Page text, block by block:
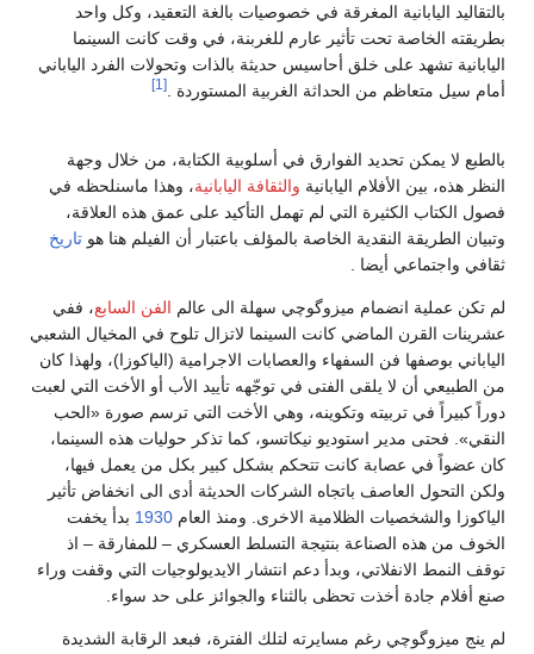
بالتقاليد اليابانية المغرقة في خصوصيات بالغة التعقيد، وكل واحد
بطريقته الخاصة تحت تأثير عارم للغربنة، في وقت كانت السينما
اليابانية تشهد على خلق أحاسيس حديثة بالذات وتحولات الفرد الياباني
أمام سيل متعاظم من الحداثة الغربية المستوردة .[1]
بالطبع لا يمكن تحديد الفوارق في أسلوبية الكتابة، من خلال وجهة
النظر هذه، بين الأفلام اليابانية والثقافة اليابانية، وهذا ماسنلحظه في
فصول الكتاب الكثيرة التي لم تهمل التأكيد على عمق هذه العلاقة،
وتبيان الطريقة النقدية الخاصة بالمؤلف باعتبار أن الفيلم هنا هو تاريخ
ثقافي واجتماعي أيضا .
لم تكن عملية انضمام ميزوگوچي سهلة الى عالم الفن السابع، ففي
عشرينات القرن الماضي كانت السينما لاتزال تلوح في المخيال الشعبي
الياباني بوصفها فن السفهاء والعصابات الاجرامية (الياكوزا)، ولهذا كان
من الطبيعي أن لا يلقى الفتى في توجّهه تأييد الأب أو الأخت التي لعبت
دوراً كبيراً في تربيته وتكوينه، وهي الأخت التي ترسم صورة «الحب
النقي». فحتى مدير استوديو نيكاتسو، كما تذكر حوليات هذه السينما،
كان عضواً في عصابة كانت تتحكم بشكل كبير بكل من يعمل فيها،
ولكن التحول العاصف باتجاه الشركات الحديثة أدى الى انخفاض تأثير
الياكوزا والشخصيات الظلامية الاخرى. ومنذ العام 1930 بدأ يخفت
الخوف من هذه الصناعة بنتيجة التسلط العسكري – للمفارقة – اذ
توقف النمط الانفلاتي، وبدأ دعم انتشار الايديولوجيات التي وقفت وراء
صنع أفلام جادة أخذت تحظى بالثناء والجوائز على حد سواء.
لم ينج ميزوگوچي رغم مسايرته لتلك الفترة، فبعد الرقابة الشديدة